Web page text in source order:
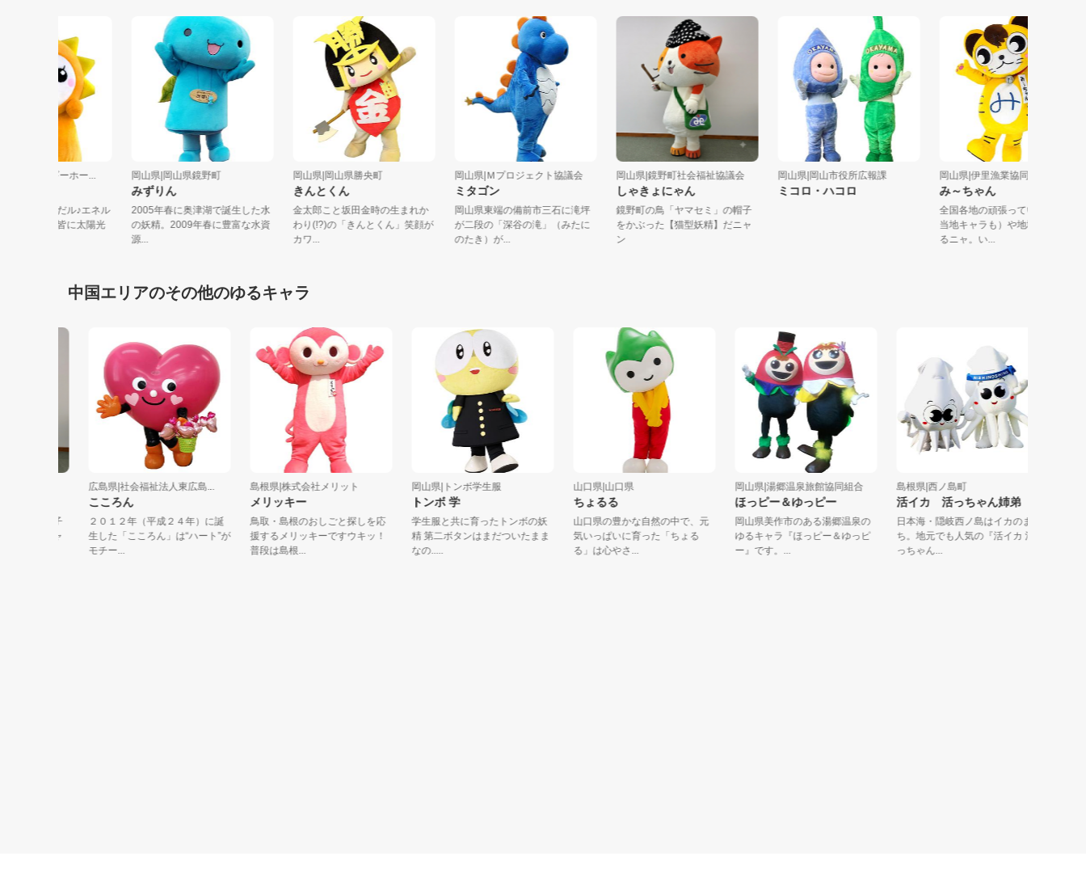
県|日本エネルギーホー...
にちは！エネルだル♪エネル
事は、世界中の皆に太陽光
岡山県|岡山県鏡野町
みずりん
2005年春に奥津湖で誕生した水
の妖精。2009年春に豊富な水資
岡山県|岡山県勝央町
きんとくん
金太郎こと坂田金時の生まれか
わり(!?)の「きんとくん」笑顔が
カワ...
岡山県|Ｍプロジェクト協議会
ミタゴン
岡山県東端の備前市三石に滝坪
が二段の「深谷の滝」（みたに
のたき）が...
岡山県|鏡野町社会福祉協議会
しゃきょにゃん
鏡野町の鳥「ヤマセミ」の帽子
をかぶった【猫型妖精】だニャ
岡山県|岡山市役所広報課
ミコロ・ハコロ
岡山県|伊里漁業協同組合
み～ちゃん
全国各地の頑張っている人
当地キャラも）や地域を応
るニャ。い...
中国エリアのその他のゆるキャラ
広島県|社会福祉法人東広島...
こころん
２０１２年（平成２４年）に誕
生した「こころん」は“ハート”が
モチー...
島根県|株式会社メリット
メリッキー
鳥取・島根のおしごと探しを応
援するメリッキーですウキッ！
普段は島根...
岡山県|トンボ学生服
トンボ 学
学生服と共に育ったトンボの妖
精 第二ボタンはまだついたまま
なの.....
山口県|山口県
ちょるる
山口県の豊かな自然の中で、元
気いっぱいに育った「ちょる
る」は心やさ...
岡山県|湯郷温泉旅館協同組合
ほっピー＆ゆっピー
岡山県美作市のある湯郷温泉の
ゆるキャラ『ほっピー＆ゆっピ
ー』です。...
島根県|西ノ島町
活イカ 活っちゃん姉弟
日本海・隠岐西ノ島はイカのま
ち。地元でも人気の『活イカ 活
っちゃん...